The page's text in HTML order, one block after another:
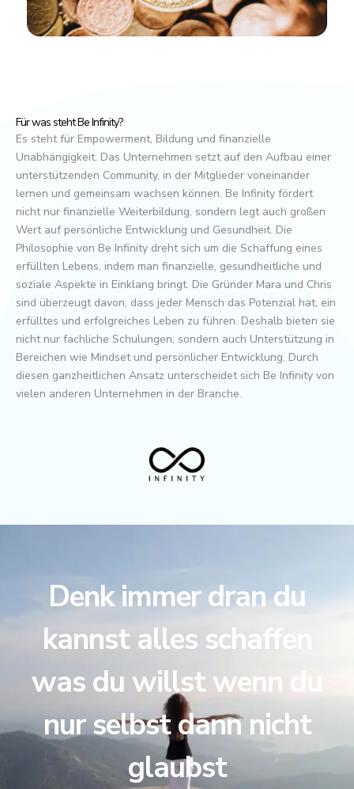
Für was steht Be Infinity?
Es steht für Empowerment, Bildung und finanzielle
Unabhängigkeit. Das Unternehmen setzt auf den Aufbau einer
unterstützenden Community, in der Mitglieder voneinander
lernen und gemeinsam wachsen können. Be Infinity fördert
nicht nur finanzielle Weiterbildung, sondern legt auch großen
Wert auf persönliche Entwicklung und Gesundheit. Die
Philosophie von Be Infinity dreht sich um die Schaffung eines
erfüllten Lebens, indem man finanzielle, gesundheitliche und
soziale Aspekte in Einklang bringt. Die Gründer Mara und Chris
sind überzeugt davon, dass jeder Mensch das Potenzial hat, ein
erfülltes und erfolgreiches Leben zu führen. Deshalb bieten sie
nicht nur fachliche Schulungen, sondern auch Unterstützung in
Bereichen wie Mindset und persönlicher Entwicklung. Durch
diesen ganzheitlichen Ansatz unterscheidet sich Be Infinity von
vielen anderen Unternehmen in der Branche.
Denk immer dran du
kannst alles schaffen
was du willst wenn du
nur selbst dann nicht
glaubst